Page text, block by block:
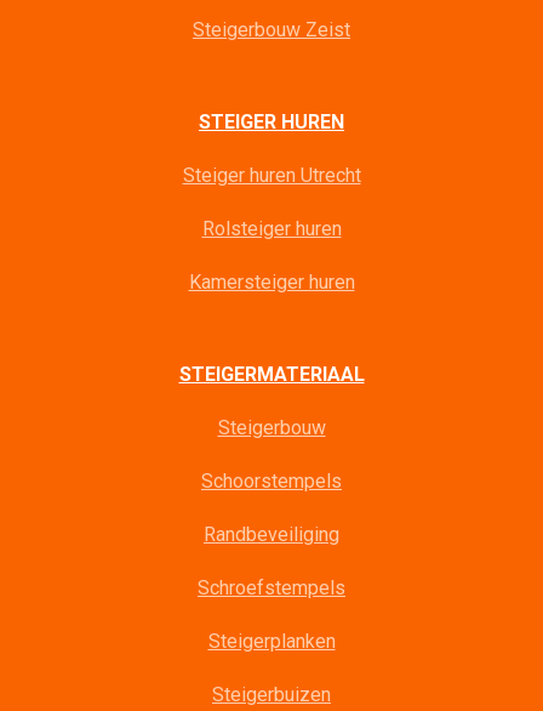
Steigerbouw Zeist
STEIGER HUREN
Steiger huren Utrecht
Rolsteiger huren
Kamersteiger huren
STEIGERMATERIAAL
Steigerbouw
Schoorstempels
Randbeveiliging
Schroefstempels
Steigerplanken
Steigerbuizen